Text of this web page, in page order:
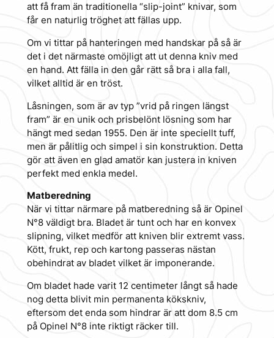
att få fram än traditionella “slip-joint” knivar, som
får en naturlig tröghet att fällas upp.
Om vi tittar på hanteringen med handskar på så är
det i det närmaste omöjligt att ut denna kniv med
en hand. Att fälla in den går rätt så bra i alla fall,
vilket alltid är en tröst.
Låsningen, som är av typ ”vrid på ringen längst
fram” är en unik och prisbelönt lösning som har
hängt med sedan 1955. Den är inte speciellt tuff,
men är pålitlig och simpel i sin konstruktion. Detta
gör att även en glad amatör kan justera in kniven
perfekt med enkla medel.
Matberedning
När vi tittar närmare på matberedning så är Opinel
N°8 väldigt bra. Bladet är tunt och har en konvex
slipning, vilket medför att kniven blir extremt vass.
Kött, frukt, rep och kartong passeras nästan
obehindrat av bladet vilket är imponerande.
Om bladet hade varit 12 centimeter långt så hade
nog detta blivit min permanenta kökskniv,
eftersom det enda som hindrar är att dom 8.5 cm
på Opinel N°8 inte riktigt räcker till.